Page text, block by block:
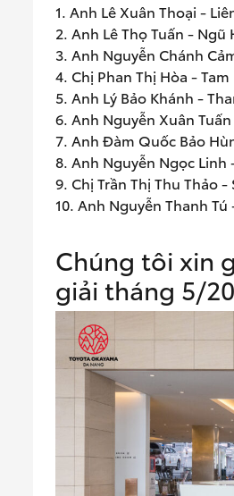
1. Anh Lê Xuân Thoại -
2. Anh Lê Thọ Tuấn -
3. Anh Nguyễn Chánh
4. Chị Phan Thị Hòa -
5. Anh Lý Bảo Khánh -
6. Anh Nguyễn Xuân
7. Anh Đàm Quốc Bảo
8. Anh Nguyễn Ngọc
9. Chị Trần Thị Thu Thảo
10. Anh Nguyễn Thanh
Chúng tôi xin
giải tháng 5/